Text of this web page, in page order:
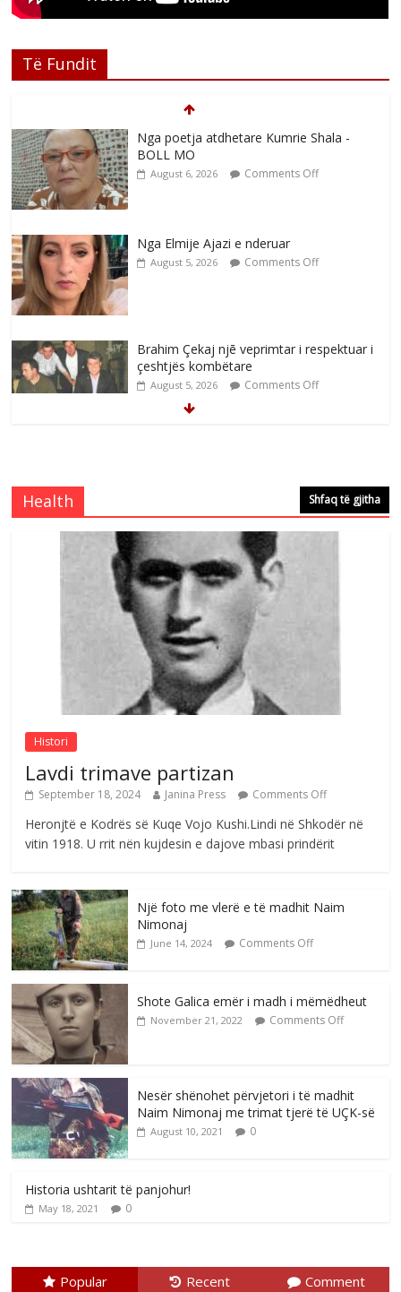
Të Fundit
Nga poetja atdhetare Kumrie Shala -
BOLL MO
August 6, 2026 Comments Off
Nga Elmije Ajazi e nderuar
August 5, 2026 Comments Off
Brahim Çekaj njē veprimtar i respektuar i
çeshtjës kombëtare
August 5, 2026 Comments Off
e invalidëve në Fushë Kosovë
Comments Off
Çlirimtari Agron Gërvalla me takime pune
në atdhe të shoqerisë Levizja
August 3, 2026 Comments Off
Postim me vlera nga artistja e mirëfilltë
Mimoza Gjoni
August 6, 2026 Comments Off
Health Shfaq të gjitha
Histori
Lavdi trimave partizan
September 18, 2024 Janina Press Comments Off
Heronjtë e Kodrës së Kuqe Vojo Kushi.Lindi në Shkodër në
vitin 1918. U rrit nën kujdesin e dajove mbasi prindërit
Një foto me vlerë e të madhit Naim
Nimonaj
June 14, 2024 Comments Off
Shote Galica emër i madh i mëmëdheut
November 21, 2022 Comments Off
Nesër shënohet përvjetori i të madhit
Naim Nimonaj me trimat tjerë të UÇK-së
August 10, 2021 0
Historia ushtarit të panjohur!
May 18, 2021 0
Popular Recent Comment